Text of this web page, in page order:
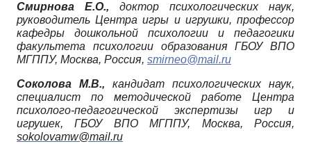
Смирнова Е.О.,
доктор психологических наук,
руководитель Центра игры и игрушки, профессор
кафедры дошкольной психологии и педагогики
факультета психологии образования ГБОУ ВПО
МГППУ, Москва, Россия, smirneo@mail.ru
Соколова М.В.,
кандидат психологических наук,
специалист по методической работе Центра
психолого-педагогической экспертизы игр и
игрушек, ГБОУ ВПО МГППУ, Москва, Россия,
sokolovamw@mail.ru